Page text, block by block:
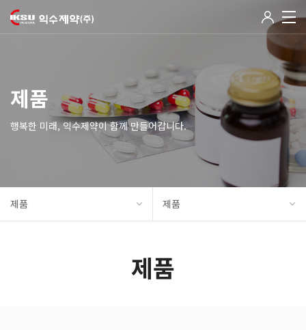
제품
행복한 미래, 익수제약이 함께 만들어갑니다.
제품 제품
제품